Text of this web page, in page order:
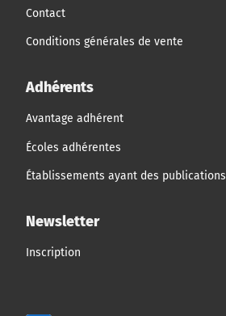
Contact
Conditions générales de vente
Adhérents
Avantage adhérent
Écoles adhérentes
Établissements ayant des publications
Newsletter
Inscription